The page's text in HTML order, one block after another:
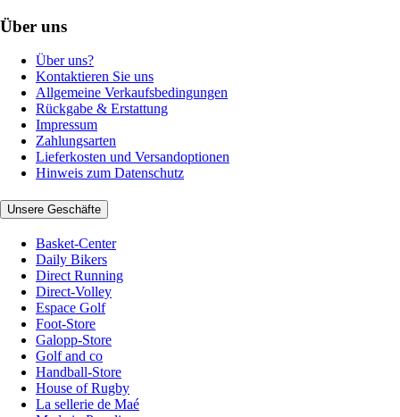
Über uns
Über uns?
Kontaktieren Sie uns
Allgemeine Verkaufsbedingungen
Rückgabe & Erstattung
Impressum
Zahlungsarten
Lieferkosten und Versandoptionen
Hinweis zum Datenschutz
Unsere Geschäfte
Basket-Center
Daily Bikers
Direct Running
Direct-Volley
Espace Golf
Foot-Store
Galopp-Store
Golf and co
Handball-Store
House of Rugby
La sellerie de Maé